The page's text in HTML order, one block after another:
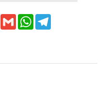
Gmail
WhatsAppTelegram